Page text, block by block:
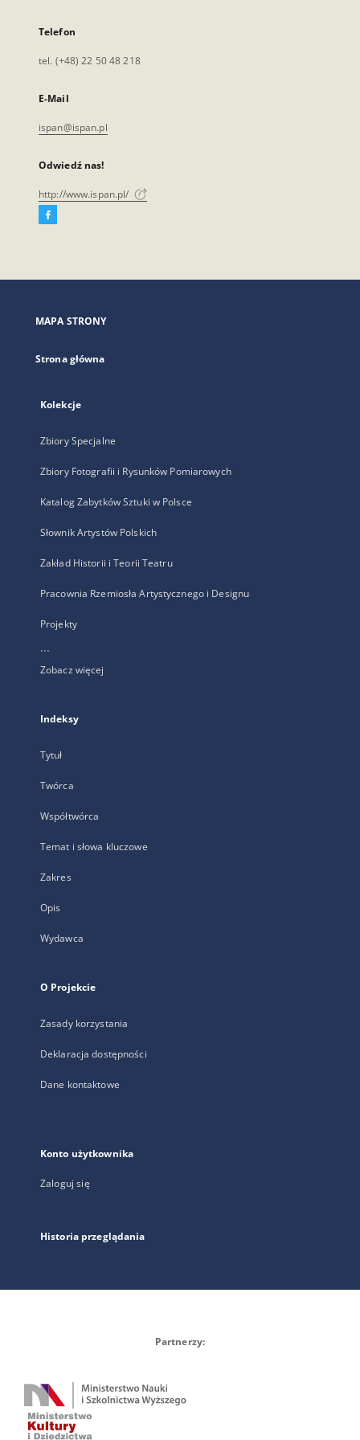
Telefon
tel. (+48) 22 50 48 218
E-Mail
ispan@ispan.pl
Odwiedź nas!
http://www.ispan.pl/
Facebook
się
karcie
MAPA STRONY
Strona główna
Kolekcje
Zbiory Specjalne
Zbiory Fotografii i Rysunków Pomiarowych
Katalog Zabytków Sztuki w Polsce
Słownik Artystów Polskich
Zakład Historii i Teorii Teatru
Pracownia Rzemiosła Artystycznego i Designu
Projekty
...
Zobacz więcej
Indeksy
Tytuł
Twórca
Współtwórca
Temat i słowa kluczowe
Zakres
Opis
Wydawca
O Projekcie
Zasady korzystania
Deklaracja dostępności
Dane kontaktowe
Konto użytkownika
Zaloguj się
Historia przeglądania
Partnerzy: